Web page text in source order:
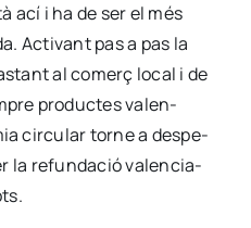
ací i ha de ser el més
Acti­vant pas a pas la
al come­rç local i de
pro­duc­tes valen­
cir­cu­lar tor­ne a des­pe­
la refun­da­ció valen­cia­